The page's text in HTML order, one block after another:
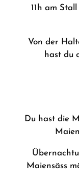
11h am
Von der
hast du
Du hast die
Maiensäss